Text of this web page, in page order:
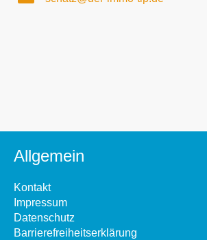
Allgemein
Kontakt
Impressum
Datenschutz
Barrierefreiheitserklärung